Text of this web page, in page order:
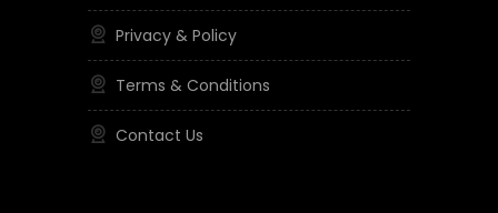
Privacy & Policy
Terms & Conditions
Contact Us